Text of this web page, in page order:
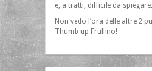
e, a tratti, difficile da spiegare.
Non vedo l’ora delle altre 2
Thumb up Frullino!